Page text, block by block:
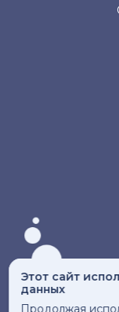
Этот сайт
данных
Продолжая
Информация,